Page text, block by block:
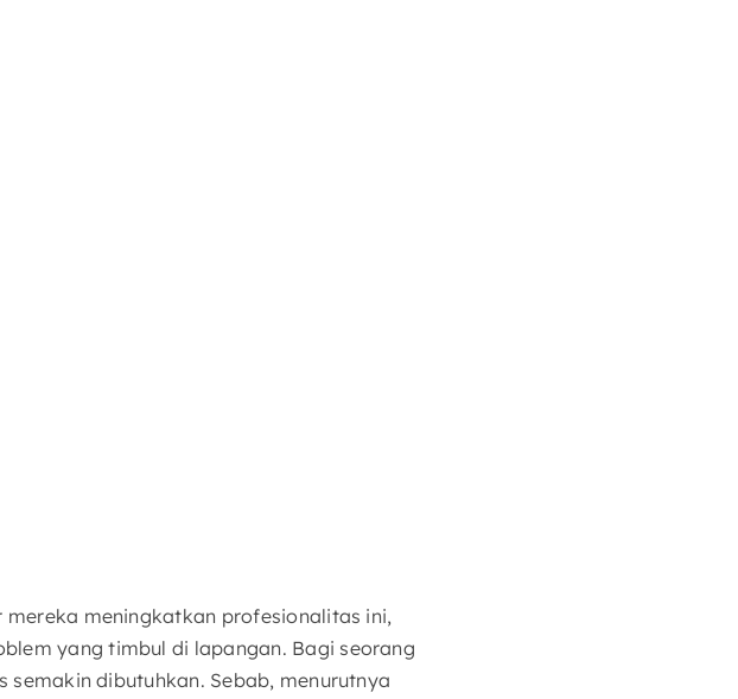
meningkatkan profesionalitas ini,
yang timbul di lapangan. Bagi seorang
dibutuhkan. Sebab, menurutnya